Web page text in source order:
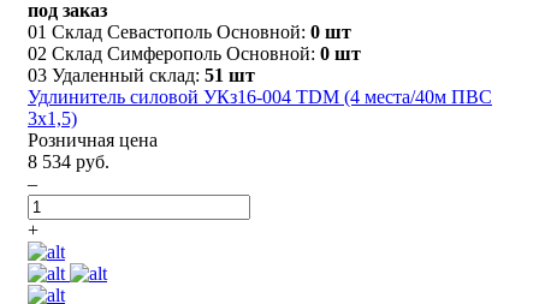
под заказ
01 Склад Севастополь Основной: 0 шт
02 Склад Симферополь Основной: 0 шт
03 Удаленный склад: 51 шт
Удлинитель силовой УКз16-004 TDM (4 места/40м ПВС
3х1,5)
Розничная цена
8 534 руб.
–
+